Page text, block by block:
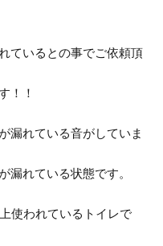
ているとの事でご依頼頂
！！
漏れている音がしていま
漏れている状態です。
使われているトイレで